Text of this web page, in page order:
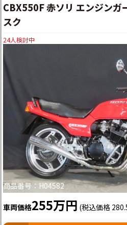
CBX550F 赤ソリ エンジンガ
スク
24人検討中
商品番号：H04582
車両価格255万円 (税込価格